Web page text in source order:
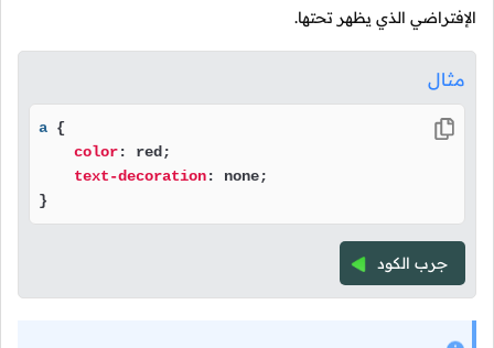
الإفتراضي الذي يظهر تحتها.
مثال
a {
color: red;
text-decoration: none;
}
جرب الكود